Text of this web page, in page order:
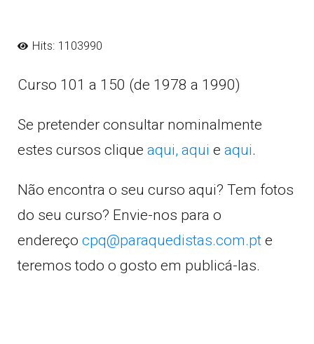
Hits: 1103990
Curso 101 a 150 (de 1978 a 1990)
Se pretender consultar nominalmente
estes cursos clique aqui, aqui e aqui.
Não encontra o seu curso aqui? Tem fotos
do seu curso? Envie-nos para o
endereço cpq@paraquedistas.com.pt e
teremos todo o gosto em publicá-las.